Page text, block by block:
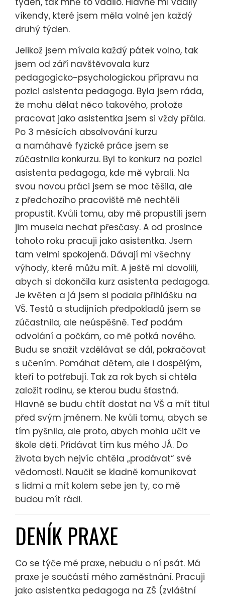
víkendy, které jsem měla volné jen každý
druhý týden.
Jelikož jsem mívala každý pátek volno, tak
jsem od září navštěvovala kurz
pedagogicko-psychologickou přípravu na
pozici asistenta pedagoga. Byla jsem ráda,
že mohu dělat něco takového, protože
pracovat jako asistentka jsem si vždy přála.
Po 3 měsících absolvování kurzu
a namáhavé fyzické práce jsem se
zúčastnila konkurzu. Byl to konkurz na pozici
asistenta pedagoga, kde mě vybrali. Na
svou novou práci jsem se moc těšila, ale
z předchozího pracoviště mě nechtěli
propustit. Kvůli tomu, aby mě propustili jsem
jim musela nechat přesčasy. A od prosince
tohoto roku pracuji jako asistentka. Jsem
tam velmi spokojená. Dávají mi všechny
výhody, které můžu mít. A ještě mi dovolili,
abych si dokončila kurz asistenta pedagoga.
Je květen a já jsem si podala přihlášku na
VŠ. Testů a studijních předpokladů jsem se
zúčastnila, ale neúspěšně. Teď podám
odvolání a počkám, co mě potká nového.
Budu se snažit vzdělávat se dál, pokračovat
s učením. Pomáhat dětem, ale i dospělým,
kteří to potřebují. Tak za rok bych si chtěla
založit rodinu, se kterou budu šťastná.
Hlavně se budu chtít dostat na VŠ a mít titul
před svým jménem. Ne kvůli tomu, abych se
tím pyšnila, ale proto, abych mohla učit ve
škole děti. Přidávat tím kus mého JÁ. Do
života bych nejvíc chtěla „prodávat“ své
vědomosti. Naučit se kladně komunikovat
s lidmi a mít kolem sebe jen ty, co mě
budou mít rádi.
DENÍK PRAXE
Co se týče mé praxe, nebudu o ní psát. Má
praxe je součástí mého zaměstnání. Pracuji
jako asistentka pedagoga na ZŠ (zvláštní